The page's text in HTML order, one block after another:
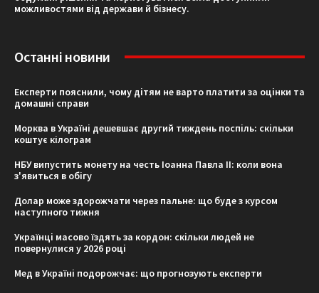
можливостями від держави й бізнесу.
Останні новини
Експерти пояснили, чому дітям не варто платити за оцінки та
домашні справи
Морква в Україні дешевшає другий тиждень поспіль: скільки
коштує кілограм
НБУ випустить монету на честь Іоанна Павла II: коли вона
з'явиться в обігу
Долар може здорожчати через пальне: що буде з курсом
наступного тижня
Українці масово їздять за кордон: скільки людей не
повернулися у 2026 році
Мед в Україні подорожчає: що прогнозують експерти